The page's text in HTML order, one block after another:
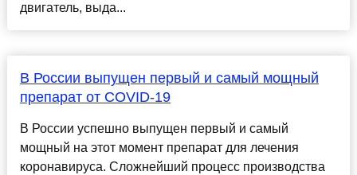
двигатель, выда...
В России выпущен первый и самый мощный
препарат от COVID-19
В России успешно выпущен первый и самый
мощный на этот момент препарат для лечения
коронавируса. Сложнейший процесс производства